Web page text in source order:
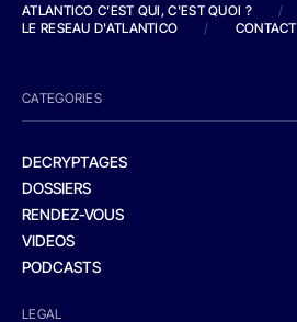
ATLANTICO C'EST QUI, C'EST QUOI ?
/
LE RESEAU D'ATLANTICO
/ CONTACT
CATEGORIES
DECRYPTAGES
DOSSIERS
RENDEZ-VOUS
VIDEOS
PODCASTS
LEGAL